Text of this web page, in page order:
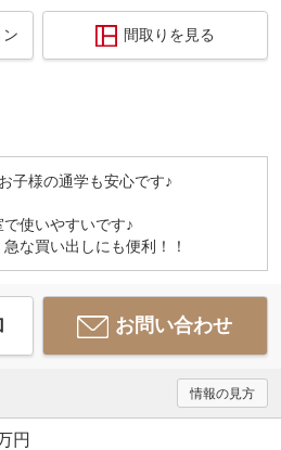
間取りを見る
子様の通学も安心です♪
で使いやすいです♪
な買い出しにも便利！！
お問い合わせ
情報の見方
円